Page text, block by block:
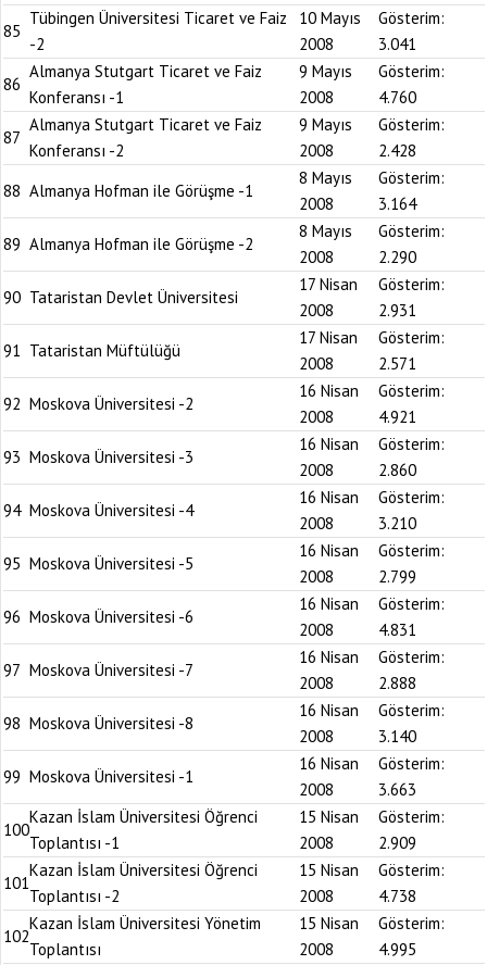
85
Tübingen Üniversitesi Ticaret ve Faiz
-2
10 Mayıs
2008
Gösterim:
3.041
86
Almanya Stutgart Ticaret ve Faiz
Konferansı -1
9 Mayıs
2008
Gösterim:
4.760
87
Almanya Stutgart Ticaret ve Faiz
Konferansı -2
9 Mayıs
2008
Gösterim:
2.428
88 Almanya Hofman ile Görüşme -1
8 Mayıs
2008
Gösterim:
3.164
89 Almanya Hofman ile Görüşme -2
8 Mayıs
2008
Gösterim:
2.290
90 Tataristan Devlet Üniversitesi
17 Nisan
2008
Gösterim:
2.931
91 Tataristan Müftülüğü
17 Nisan
2008
Gösterim:
2.571
92 Moskova Üniversitesi -2
16 Nisan
2008
Gösterim:
4.921
93 Moskova Üniversitesi -3
16 Nisan
2008
Gösterim:
2.860
94 Moskova Üniversitesi -4
16 Nisan
2008
Gösterim:
3.210
95 Moskova Üniversitesi -5
16 Nisan
2008
Gösterim:
2.799
96 Moskova Üniversitesi -6
16 Nisan
2008
Gösterim:
4.831
97 Moskova Üniversitesi -7
16 Nisan
2008
Gösterim:
2.888
98 Moskova Üniversitesi -8
16 Nisan
2008
Gösterim:
3.140
99 Moskova Üniversitesi -1
16 Nisan
2008
Gösterim:
3.663
100
Kazan İslam Üniversitesi Öğrenci
Toplantısı -1
15 Nisan
2008
Gösterim:
2.909
101
Kazan İslam Üniversitesi Öğrenci
Toplantısı -2
15 Nisan
2008
Gösterim:
4.738
102
Kazan İslam Üniversitesi Yönetim
Toplantısı
15 Nisan
2008
Gösterim:
4.995